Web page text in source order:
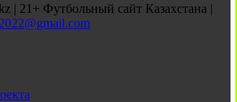
| 21+ Футбольный сайт Казахстана |